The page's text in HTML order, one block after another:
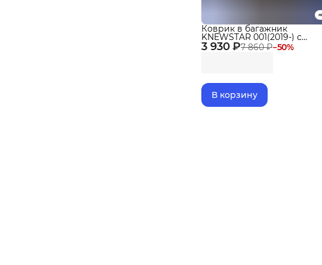
3 930 ₽7 860 ₽−50%
Коврик в багажник
KNEWSTAR 001(2019-) с
бортиками Эва, Eva
В корзину